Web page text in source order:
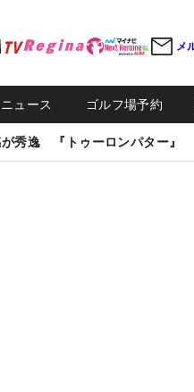
メ
ュース ゴルフ場予約
秀逸 『トゥーロンパター』